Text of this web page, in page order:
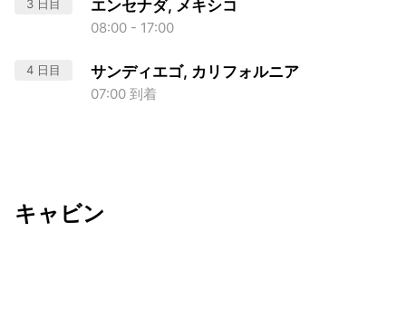
3 日目 エンセナダ, メキシコ
08:00 - 17:00
4 日目 サンディエゴ, カリフォルニア
07:00 到着
キャビン